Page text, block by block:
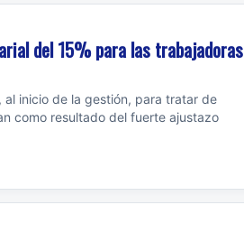
del 15% para las trabajadoras
inicio de la gestión, para tratar de
como resultado del fuerte ajustazo